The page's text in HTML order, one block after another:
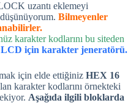
uzantı eklemeyi
Bilmeyenler
karakter kodlarını bu siteden
LCD için karakter jeneratörü.
için elde ettiğiniz HEX 16
karakter kodlarını örnekteki
Aşağıda ilgili bloklarda